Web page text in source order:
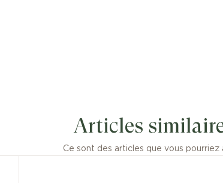
Articles
Ce sont des articles que vous pourriez